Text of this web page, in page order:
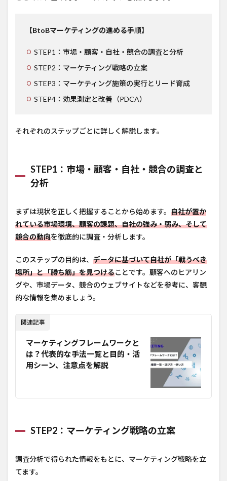
【BtoBマーケティングの進める手順】
STEP1：市場・顧客・自社・競合の調査と分析
STEP2：マーケティング戦略の立案
STEP3：マーケティング施策の実行とリード育成
STEP4：効果測定と改善（PDCA）
それぞれのステップごとに詳しく解説します。
STEP1：市場・顧客・自社・競合の調査と
分析
まずは現状を正しく把握することから始めます。 自社が置か
れている市場環境、顧客の課題、自社の強み・弱み、そして
競合の動向を徹底的に調査・分析します。
このステップの目的は、 データに基づいて自社が「戦うべき
場所」と「勝ち筋」を見つけることです。顧客へのヒアリン
グや、市場データ、競合のウェブサイトなどを参考に、客観
的な情報を集めましょう。
関連記事
マーケティングフレームワークと
は？代表的な手法一覧と目的・活
用シーン、注意点を解説
STEP2：マーケティング戦略の立案
調査分析で得られた情報をもとに、マーケティング戦略を立
てます。